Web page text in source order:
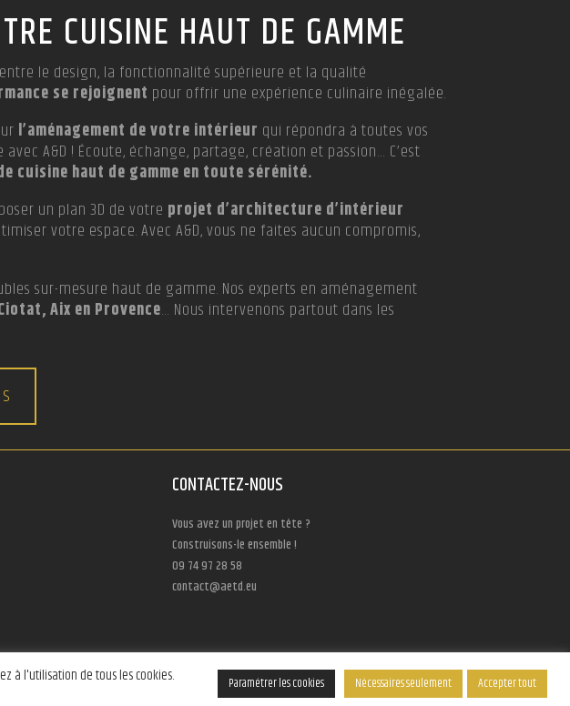
CUISINE HAUT DE GAMME
le design, la fonctionnalité supérieure et la qualité
se rejoignent pour offrir une expérience culinaire inégalée.
l’aménagement de votre intérieur qui répondra à toutes vos
A&D ! Écoute, échange, partage, création et passion… C’est
cuisine haut de gamme en toute sérénité.
un plan 3D de votre projet d’architecture d’intérieur
votre espace. Avec A&D, vous ne faites aucun compromis,
sur-mesure haut de gamme. Nos experts en aménagement
Aix en Provence… Nous intervenons partout dans les
CONTACTEZ-NOUS
Vous avez un projet en tête ?
Construisons-le ensemble !
09 74 97 28 58
contact@aetd.eu
Paramétrer les cookies
à l'utilisation de tous les cookies.
Paramétrer les cookies Nécessaires seulement Accepter tout